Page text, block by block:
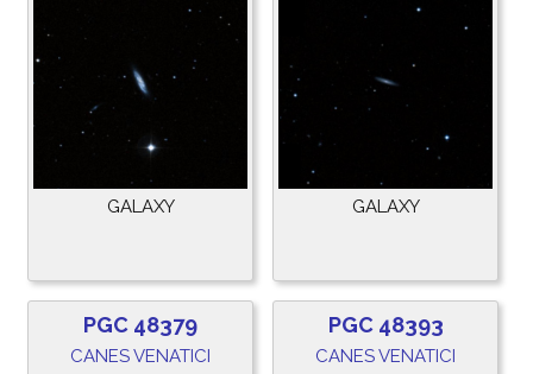
GALAXY GALAXY
PGC 48379
CANES VENATICI
PGC 48393
CANES VENATICI